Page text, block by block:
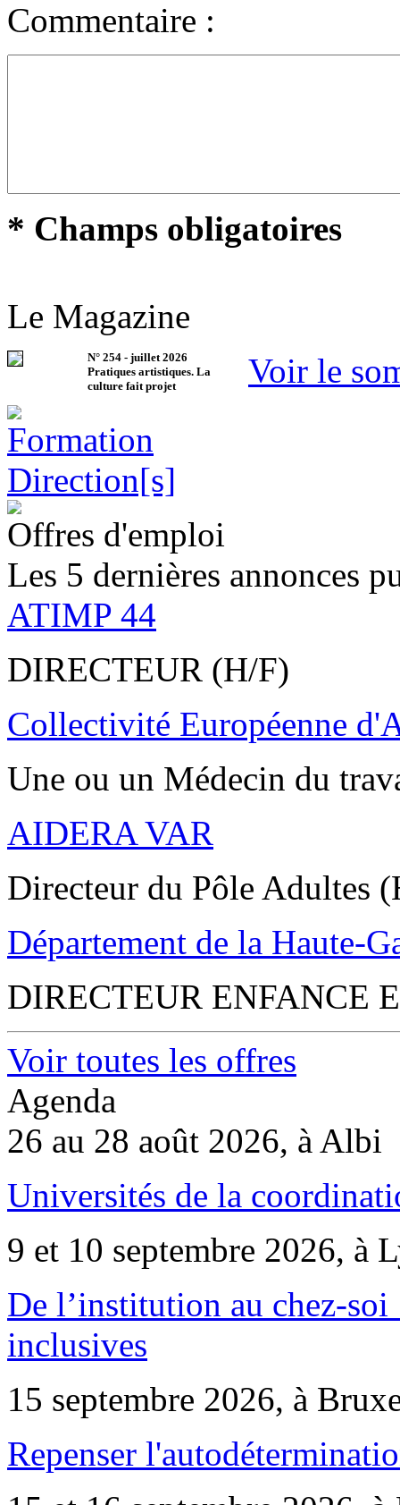
Commentaire :
* Champs obligatoires
Le Magazine
N° 254 - juillet 2026
Pratiques artistiques. La
culture fait projet
Voir le
Offres d'emploi
Les 5 dernières annonces
ATIMP 44
DIRECTEUR (H/F)
Collectivité Européenne
Une ou un Médecin du
AIDERA VAR
Directeur du Pôle Adultes
Département de la Haute-
DIRECTEUR ENFANCE
Voir toutes les offres
Agenda
26 au 28 août 2026, à Albi
Universités de la
9 et 10 septembre 2026, à
De l’institution au chez-
inclusives
15 septembre 2026, à
Repenser